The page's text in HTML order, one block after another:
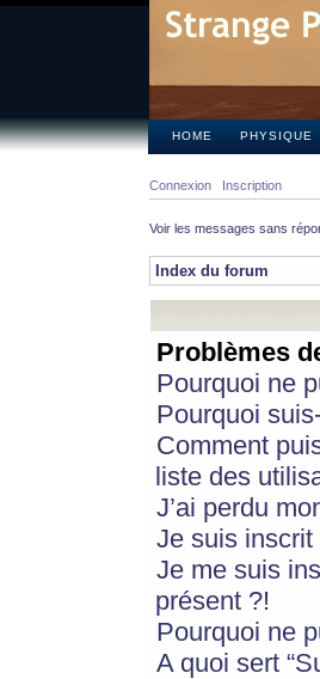
HOME PHYSIQUE
Connexion Inscription
Voir les messages sans
Index du forum
Problèmes
Pourquoi ne
Pourquoi
Comment
liste des
J’ai perdu
Je suis
Je me suis
présent ?!
Pourquoi ne
A quoi sert